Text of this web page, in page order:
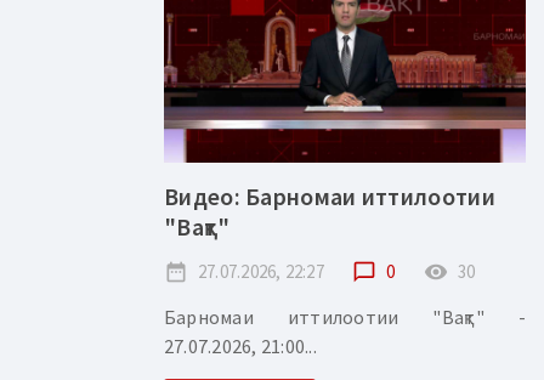
Видео: Барномаи иттилоотии
"Вақт"
date_range 27.07.2026, 22:27 chat_bubble_outline 0 remove_red_eye 30
Барномаи иттилоотии "Вақт" -
27.07.2026, 21:00...